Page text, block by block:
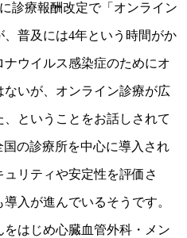
診療報酬改定で「オンライン
普及には4年という時間がか
ウイルス感染症のためにオ
いが、オンライン診療が広
ということをお話しされて
の診療所を中心に導入され
リティや安定性を評価さ
入が進んでいるそうです。
はじめ心臓血管外科・メン